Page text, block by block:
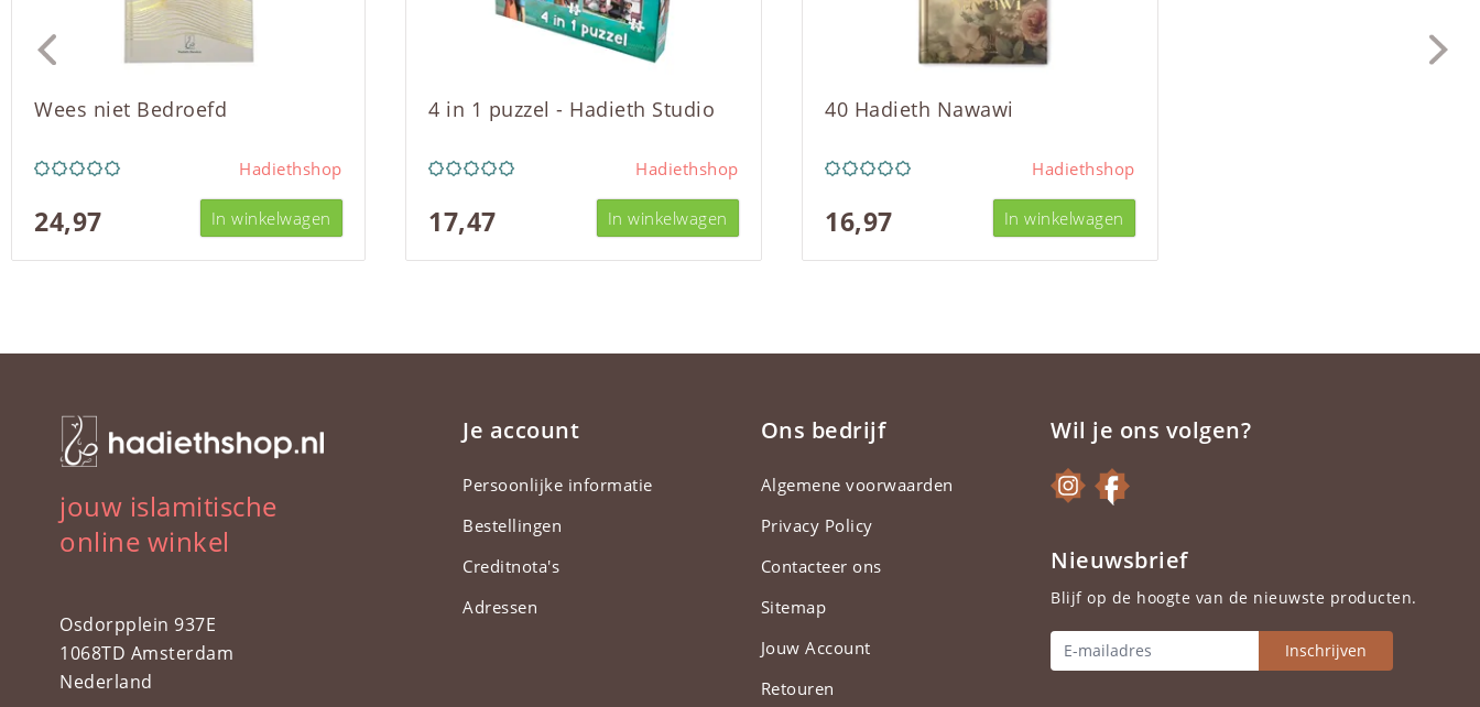
Wees niet Bedroefd
Hadiethshop
24,97 In winkelwagen
4 in 1 puzzel - Hadieth Studio
Hadiethshop
17,47 In winkelwagen
40 Hadieth Nawawi
Hadiethshop
16,97 In winkelwagen
jouw islamitische
online winkel
Osdorpplein 937E
1068TD Amsterdam
Nederland
Je account
Persoonlijke informatie
Bestellingen
Creditnota's
Adressen
Ons bedrijf
Algemene voorwaarden
Privacy Policy
Contacteer ons
Sitemap
Jouw Account
Retouren
Wil je ons volgen?
Nieuwsbrief
Blijf op de hoogte van de nieuwste producten.
Inschrijven